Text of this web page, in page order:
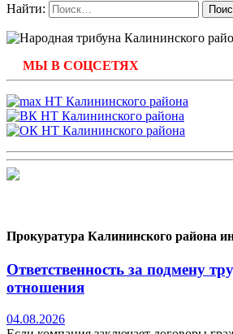
Найти:
МЫ В СОЦСЕТЯХ
Прокуратура Калининского района
Ответственность за подмену
отношения
04.08.2026